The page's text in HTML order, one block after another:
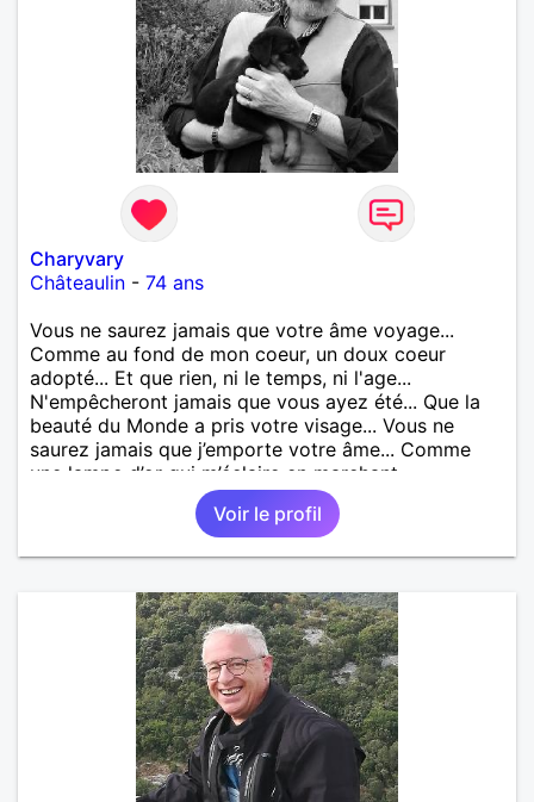
Charyvary
Châteaulin - 74 ans
Vous ne saurez jamais que votre âme voyage...
Comme au fond de mon coeur, un doux coeur
adopté... Et que rien, ni le temps, ni l'age...
N'empêcheront jamais que vous ayez été... Que la
beauté du Monde a pris votre visage... Vous ne
saurez jamais que j’emporte votre âme... Comme
une lampe d’or qui m’éclaire en marchant...
Voir le profil